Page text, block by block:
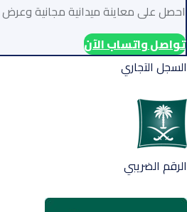
احصل على معاينة ميدانية مجانية
تواصل واتساب الآن
السجل التجاري
الرقم الضريبي